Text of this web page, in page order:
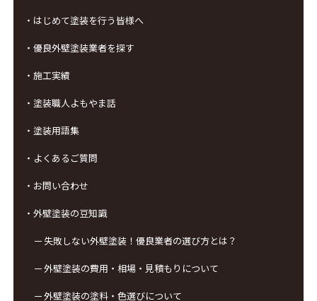
・はじめて塗装を行う皆様へ
・優良外壁塗装業者を探す
・施工実績
・塗装職人よもやま話
・塗装用語集
・よくあるご質問
・お問い合わせ
・外壁塗装の豆知識
失敗しない外壁塗装！優良業者の選び方とは？
外壁塗装の費用・相場・見積もりについて
外壁塗装の塗料・色選びについて